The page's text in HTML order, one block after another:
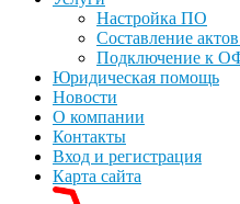
Настройка ПО
Составление
Подключение к
Юридическая помощь
Новости
О компании
Контакты
Вход и регистрация
Карта сайта